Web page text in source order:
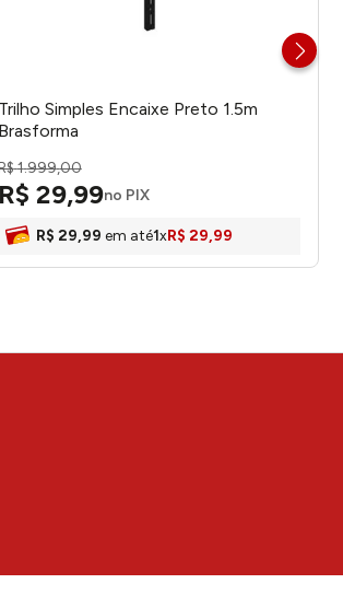
Trilho Simples Encaixe Preto 1.5m
Brasforma
1.999,00
R$ 29,99no PIX
R$ 29,99 em até1xR$ 29,99